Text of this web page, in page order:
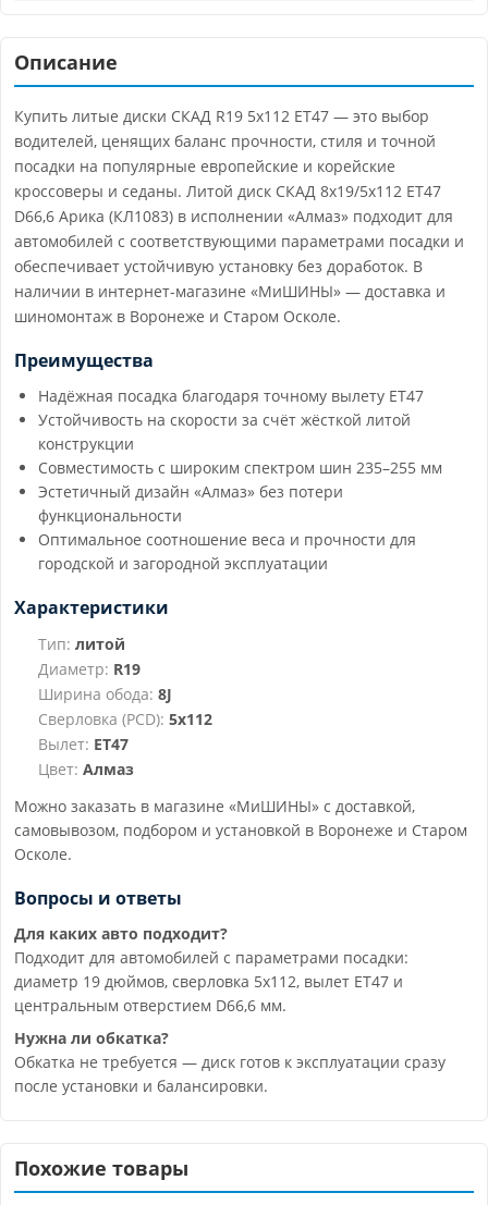
Описание
Купить литые диски СКАД R19 5x112 ET47 — это выбор
водителей, ценящих баланс прочности, стиля и точной
посадки на популярные европейские и корейские
кроссоверы и седаны. Литой диск СКАД 8x19/5x112 ET47
D66,6 Арика (КЛ1083) в исполнении «Алмаз» подходит для
автомобилей с соответствующими параметрами посадки и
обеспечивает устойчивую установку без доработок. В
наличии в интернет-магазине «МиШИНЫ» — доставка и
шиномонтаж в Воронеже и Старом Осколе.
Преимущества
Надёжная посадка благодаря точному вылету ET47
Устойчивость на скорости за счёт жёсткой литой
конструкции
Совместимость с широким спектром шин 235–255 мм
Эстетичный дизайн «Алмаз» без потери
функциональности
Оптимальное соотношение веса и прочности для
городской и загородной эксплуатации
Характеристики
Тип: литой
Диаметр: R19
Ширина обода: 8J
Сверловка (PCD): 5x112
Вылет: ET47
Цвет: Алмаз
Можно заказать в магазине «МиШИНЫ» с доставкой,
самовывозом, подбором и установкой в Воронеже и Старом
Осколе.
Вопросы и ответы
Для каких авто подходит?
Подходит для автомобилей с параметрами посадки:
диаметр 19 дюймов, сверловка 5x112, вылет ET47 и
центральным отверстием D66,6 мм.
Нужна ли обкатка?
Обкатка не требуется — диск готов к эксплуатации сразу
после установки и балансировки.
Похожие товары